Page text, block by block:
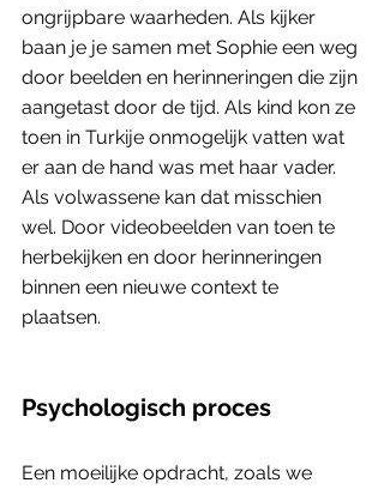
ongrijpbare waarheden. Als kijker
baan je je samen met Sophie een weg
door beelden en herinneringen die zijn
aangetast door de tijd. Als kind kon ze
toen in Turkije onmogelijk vatten wat
er aan de hand was met haar vader.
Als volwassene kan dat misschien
wel. Door videobeelden van toen te
herbekijken en door herinneringen
binnen een nieuwe context te
plaatsen.
Psychologisch proces
Een moeilijke opdracht, zoals we